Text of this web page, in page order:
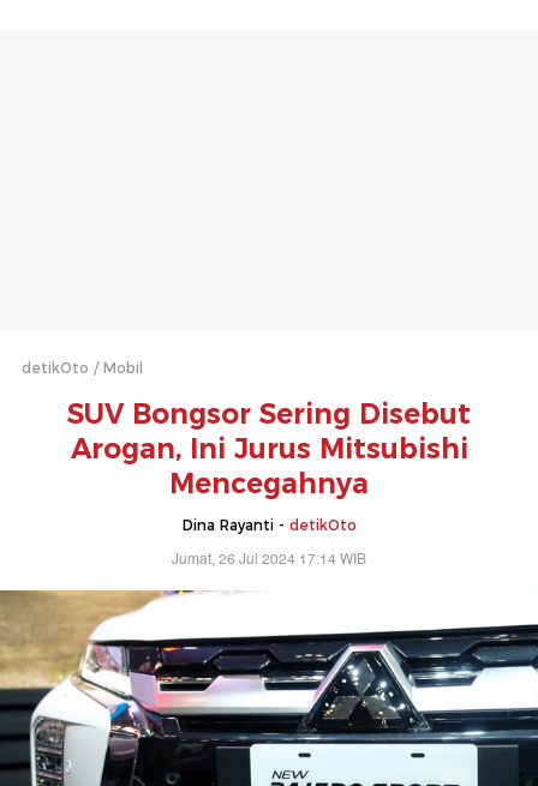
detikOto Mobil
SUV Bongsor Sering Disebut
Arogan, Ini Jurus Mitsubishi
Mencegahnya
Dina Rayanti - detikOto
Jumat, 26 Jul 2024 17:14 WIB